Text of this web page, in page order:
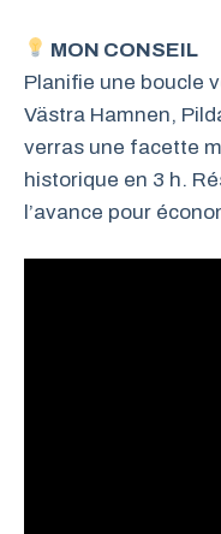
MON CONSEIL
Planifie une boucle
Västra Hamnen,
verras une facette
historique en 3 h.
l’avance pour